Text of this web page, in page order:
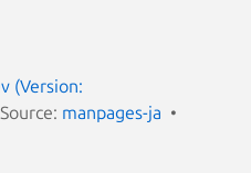
(Version:
Source: manpages-ja